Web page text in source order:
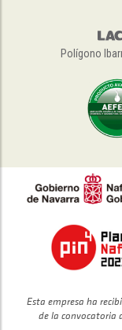
Polígono
Esta empresa ha
de la convocatoria